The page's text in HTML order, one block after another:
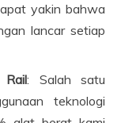
yakin bahwa
lancar setiap
Rail: Salah satu
teknologi